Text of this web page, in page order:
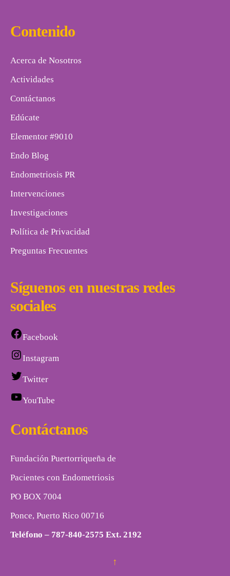
Contenido
Acerca de Nosotros
Actividades
Contáctanos
Edúcate
Elementor #9010
Endo Blog
Endometriosis PR
Intervenciones
Investigaciones
Política de Privacidad
Preguntas Frecuentes
Síguenos en nuestras redes
sociales
Facebook
Instagram
Twitter
YouTube
Contáctanos
Fundación Puertorriqueña de
Pacientes con Endometriosis
PO BOX 7004
Ponce, Puerto Rico 00716
Teléfono – 787-840-2575 Ext. 2192
↑